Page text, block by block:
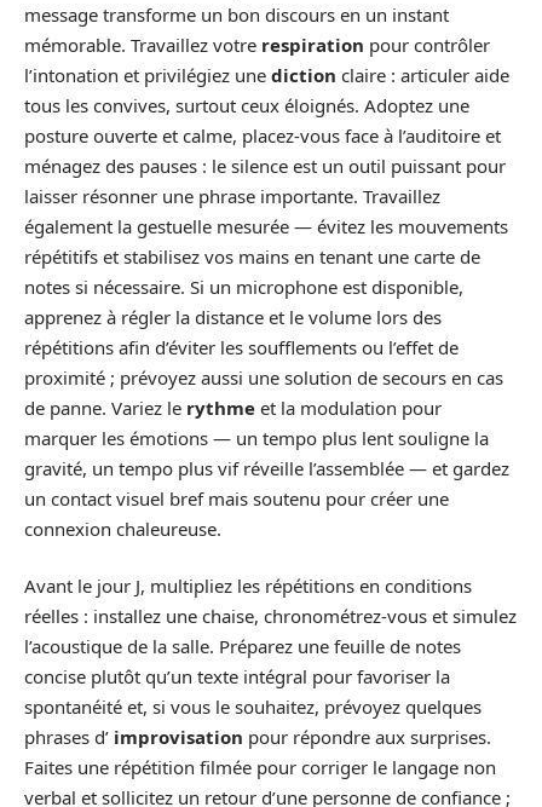
message transforme un bon discours en un instant
mémorable. Travaillez votre respiration pour contrôler
l’intonation et privilégiez une diction claire : articuler aide
tous les convives, surtout ceux éloignés. Adoptez une
posture ouverte et calme, placez-vous face à l’auditoire et
ménagez des pauses : le silence est un outil puissant pour
laisser résonner une phrase importante. Travaillez
également la gestuelle mesurée — évitez les mouvements
répétitifs et stabilisez vos mains en tenant une carte de
notes si nécessaire. Si un microphone est disponible,
apprenez à régler la distance et le volume lors des
répétitions afin d’éviter les soufflements ou l’effet de
proximité ; prévoyez aussi une solution de secours en cas
de panne. Variez le rythme et la modulation pour
marquer les émotions — un tempo plus lent souligne la
gravité, un tempo plus vif réveille l’assemblée — et gardez
un contact visuel bref mais soutenu pour créer une
connexion chaleureuse.
Avant le jour J, multipliez les répétitions en conditions
réelles : installez une chaise, chronométrez-vous et simulez
l’acoustique de la salle. Préparez une feuille de notes
concise plutôt qu’un texte intégral pour favoriser la
spontanéité et, si vous le souhaitez, prévoyez quelques
phrases d’ improvisation pour répondre aux surprises.
Faites une répétition filmée pour corriger le langage non
verbal et sollicitez un retour d’une personne de confiance ;